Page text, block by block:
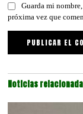
Guarda mi
próxima vez que
Noticias